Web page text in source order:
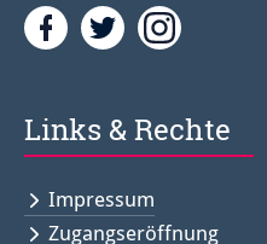
FacebookTwitter<
Links & Rechte
Impressum
Zugangseröffnung